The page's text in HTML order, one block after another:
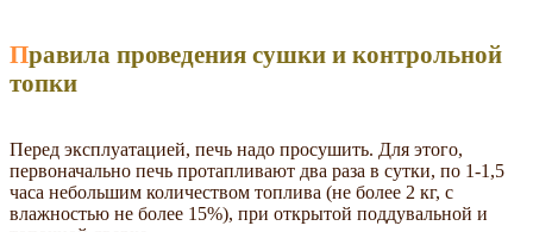
Правила проведения сушки и контрольной
топки
Перед эксплуатацией, печь надо просушить. Для этого,
первоначально печь протапливают два раза в сутки, по 1-1,5
часа небольшим количеством топлива (не более 2 кг, с
влажностью не более 15%), при открытой поддувальной и